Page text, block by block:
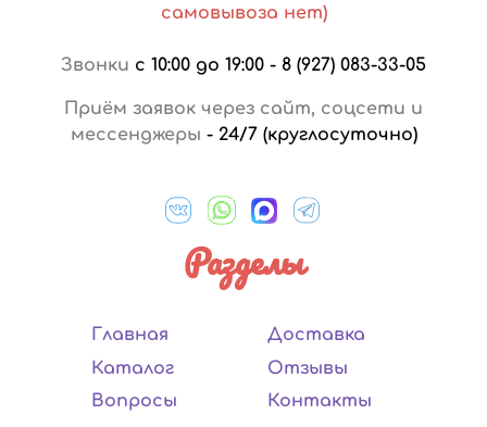
самовывоза нет)
Звонки с 10:00 до 19:00 - 8 (927) 083-33-05
Приём заявок через сайт, соцсети и
мессенджеры - 24/7 (круглосуточно)
Разделы
Главная
Каталог
Вопросы
Доставка
Отзывы
Контакты